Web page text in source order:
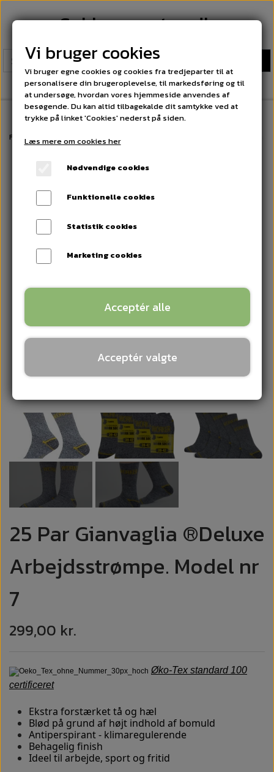
Sokkeexperten.dk
Forside Arbejdesstrømper. Fri fragt på alle ordrer over 300 kr
25 Par Gianvaglia ®Deluxe
Arbejdsstrømpe. Model nr
7
299,00 kr.
Øko-Tex standard 100
certificeret
Ekstra forstærket tå og hæl
Blød på grund af højt indhold af bomuld
Antiperspirant - klimaregulerende
Behagelig finish
Ideel til arbejde, sport og fritid
Vi bruger cookies
Vi bruger egne cookies og cookies fra tredjeparter til at
personalisere din brugeroplevelse, til markedsføring og til
at undersøge, hvordan vores hjemmeside anvendes af
besøgende. Du kan altid tilbagekalde dit samtykke ved at
trykke på linket 'Cookies' nederst på siden.
Læs mere om cookies her
Nødvendige cookies
Funktionelle cookies
Statistik cookies
Marketing cookies
Acceptér alle
Acceptér valgte